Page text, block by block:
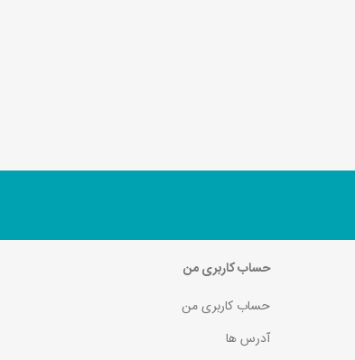
حساب کاربری من
حساب کاربری من
آدرس ها